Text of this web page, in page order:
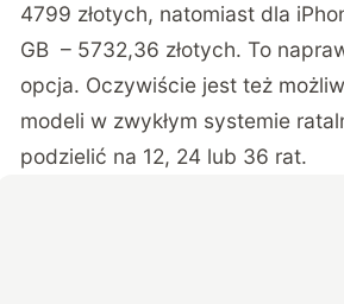
4799 złotych, natomiast dla
GB – 5732,36 złotych. To
opcja. Oczywiście jest też
modeli w zwykłym systemie
podzielić na 12, 24 lub 36 rat.